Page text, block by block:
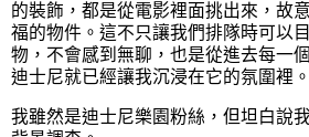
的裝飾，都是從電影裡面挑出來，故
福的物件。這不只讓我們排隊時可以
物，不會感到無聊，也是從進去每一
迪士尼就已經讓我沉浸在它的氛圍裡。
我雖然是迪士尼樂園粉絲，但坦白說